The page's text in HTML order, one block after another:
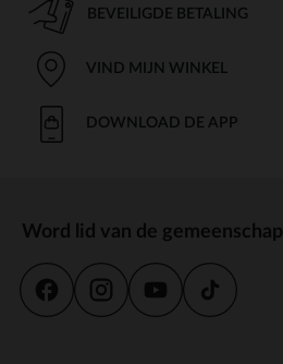
BEVEILIGDE BETALING
VIND MIJN WINKEL
DOWNLOAD DE APP
Word lid van de gemeenschap